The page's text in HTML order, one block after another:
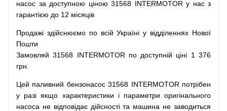
насос за доступною ціною 31568 INTERMOTOR у нас з
гарантією до 12 місяців
Продажі здійснюємо по всій Україні у відділеннях Нової
Пошти
Замовляй 31568 INTERMOTOR по доступній ціні 1 376
грн.
Цей паливний бензонасос31568 INTERMOTOR потрібен
у разі якщо характеристики і параметри оригінального
насоса не відповідає дійсності та машина не заводиться